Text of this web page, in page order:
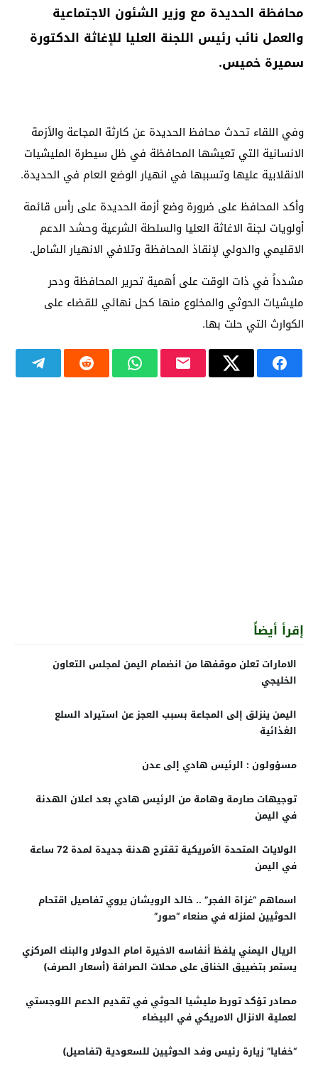
محافظة الحديدة مع وزير الشئون الاجتماعية
والعمل نائب رئيس اللجنة العليا للإغاثة الدكتورة
سميرة خميس.
وفي اللقاء تحدث محافظ الحديدة عن كارثة المجاعة والأزمة
الانسانية التي تعيشها المحافظة في ظل سيطرة المليشيات
الانقلابية عليها وتسببها في انهيار الوضع العام في الحديدة.
وأكد المحافظ على ضرورة وضع أزمة الحديدة على رأس قائمة
أولويات لجنة الاغاثة العليا والسلطة الشرعية وحشد الدعم
الاقليمي والدولي لإنقاذ المحافظة وتلافي الانهيار الشامل.
مشدداً في ذات الوقت على أهمية تحرير المحافظة ودحر
مليشيات الحوثي والمخلوع منها كحل نهائي للقضاء على
الكوارث التي حلت بها.
إقرأ أيضاً
الامارات تعلن موقفها من انضمام اليمن لمجلس التعاون
الخليجي
اليمن ينزلق إلى المجاعة بسبب العجز عن استيراد السلع
الغذائية
مسؤولون : الرئيس هادي إلى عدن
توجيهات صارمة وهامة من الرئيس هادي بعد اعلان الهدنة
في اليمن
الولايات المتحدة الأمريكية تقترح هدنة جديدة لمدة 72 ساعة
في اليمن
اسماهم “غزاة الفجر” .. خالد الرويشان يروي تفاصيل اقتحام
الحوثيين لمنزله في صنعاء “صور”
الريال اليمني يلفظ أنفاسه الاخيرة امام الدولار والبنك المركزي
يستمر بتضييق الخناق على محلات الصرافة (أسعار الصرف)
مصادر تؤكد تورط مليشيا الحوثي في تقديم الدعم اللوجستي
لعملية الانزال الامريكي في البيضاء
“خفايا” زيارة رئيس وفد الحوثيين للسعودية (تفاصيل)